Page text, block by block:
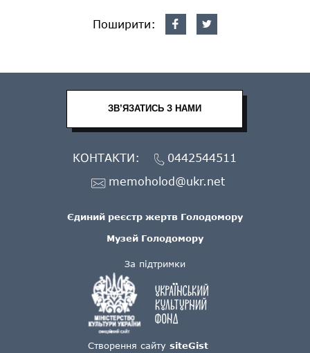
Поширити:
За підтримки
Створення сайту siteGist
Єдиний реєстр жертв Голодомору
Музей Голодомору
ЗВ’ЯЗАТИСЬ З НАМИ
КОНТАКТИ:
0442544511
memoholod@ukr.net